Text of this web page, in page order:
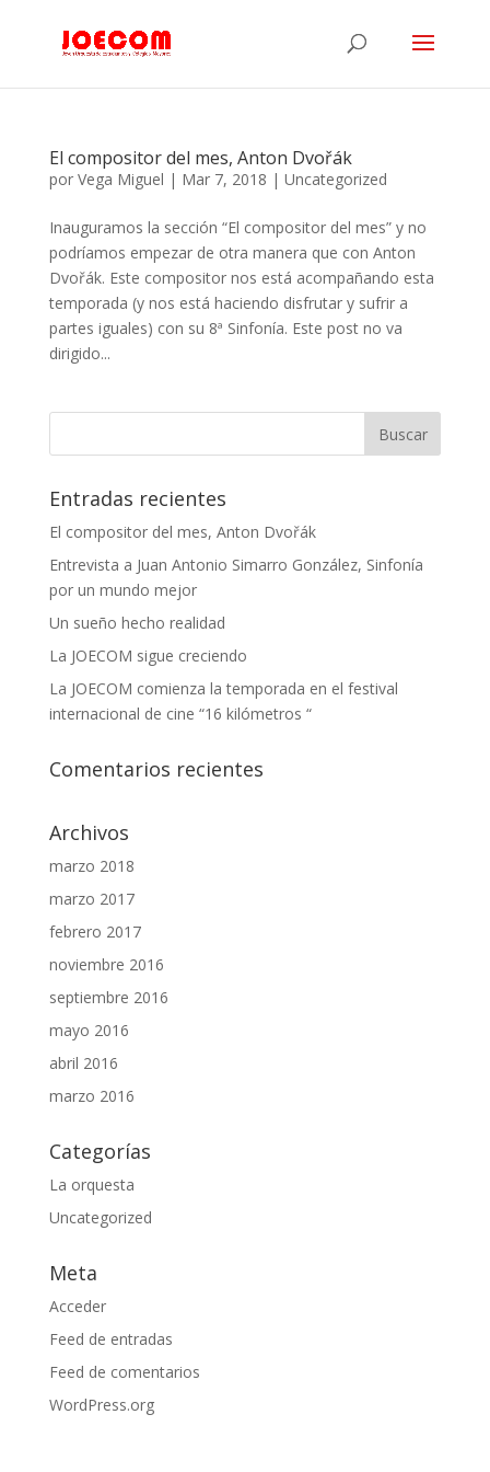
El compositor del mes, Anton Dvořák
por Vega Miguel | Mar 7, 2018 | Uncategorized
Inauguramos la sección “El compositor del mes” y no
podríamos empezar de otra manera que con Anton
Dvořák. Este compositor nos está acompañando esta
temporada (y nos está haciendo disfrutar y sufrir a
partes iguales) con su 8ª Sinfonía. Este post no va
dirigido...
Entradas recientes
El compositor del mes, Anton Dvořák
Entrevista a Juan Antonio Simarro González, Sinfonía
por un mundo mejor
Un sueño hecho realidad
La JOECOM sigue creciendo
La JOECOM comienza la temporada en el festival
internacional de cine “16 kilómetros “
Comentarios recientes
Archivos
marzo 2018
marzo 2017
febrero 2017
noviembre 2016
septiembre 2016
mayo 2016
abril 2016
marzo 2016
Categorías
La orquesta
Uncategorized
Meta
Acceder
Feed de entradas
Feed de comentarios
WordPress.org